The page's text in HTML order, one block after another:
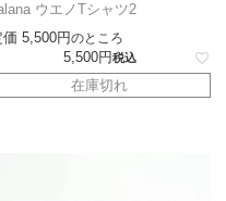
ウエノTシャツ2
価 5,500 のところ
5,500 税込
在庫切れ